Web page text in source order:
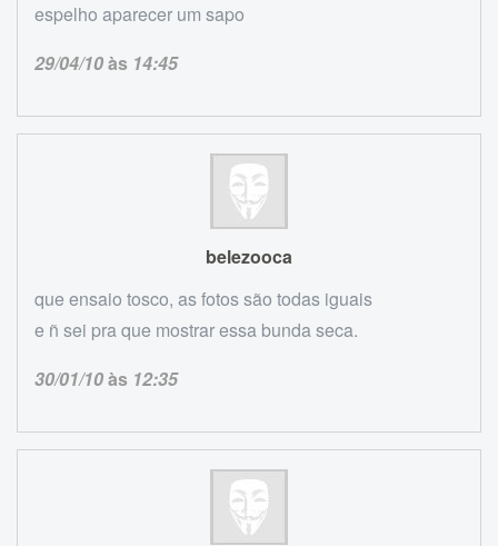
espelho aparecer um sapo
29/04/10às 14:45
belezooca
que ensaio tosco, as fotos são todas iguais
e ñ sei pra que mostrar essa bunda seca.
30/01/10às 12:35